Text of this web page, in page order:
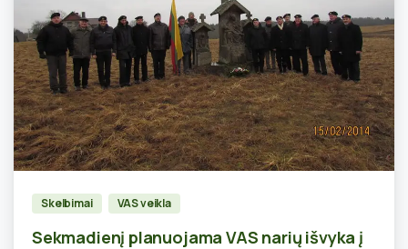
0
Skelbimai VAS veikla
Sekmadienį planuojama VAS narių išvyka į